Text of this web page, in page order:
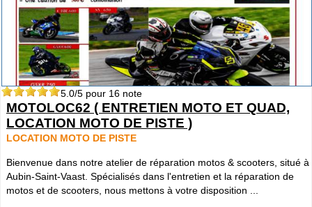
5.0/5 pour 16 note
MOTOLOC62 ( ENTRETIEN MOTO ET QUAD,
LOCATION MOTO DE PISTE )
LOCATION MOTO DE PISTE
Bienvenue dans notre atelier de réparation motos & scooters, situé à
Aubin-Saint-Vaast. Spécialisés dans l'entretien et la réparation de
motos et de scooters, nous mettons à votre disposition ...